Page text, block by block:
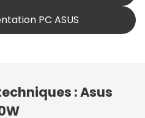
PC ASUS
: Asus